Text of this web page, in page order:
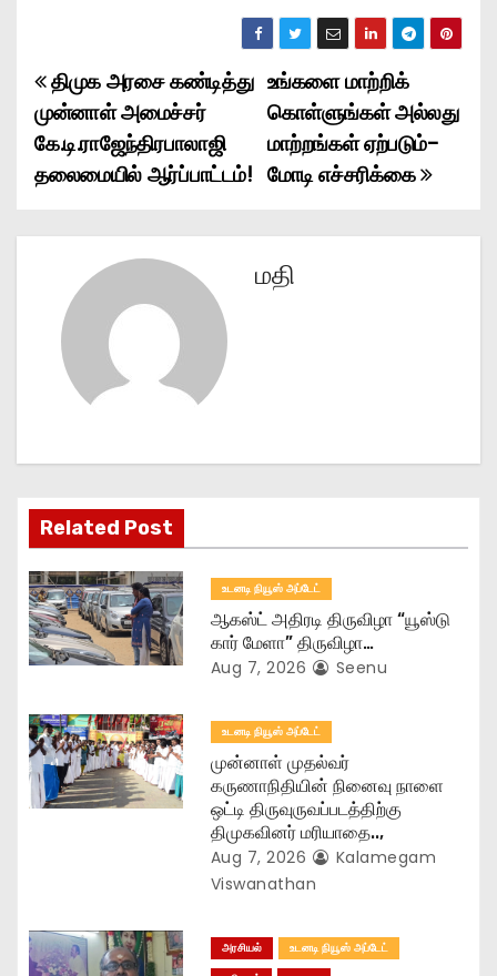
P
o
s
t
g
a
t
i
o
உங்களை மாற்றிக்
கொள்ளுங்கள் அல்லது
மாற்றங்கள் ஏற்படும்-
மோடி எச்சரிக்கை
திமுக அரசை கண்டித்து
முன்னாள் அமைச்சர்
கே.டி.ராஜேந்திரபாலாஜி
தலைமையில் ஆர்ப்பாட்டம்!
மதி
Related Post
உடனடி நியூஸ் அப்டேட்
ஆகஸ்ட் அதிரடி திருவிழா “யூஸ்டு
கார் மேளா” திருவிழா…
Aug 7, 2026 Seenu
உடனடி நியூஸ் அப்டேட்
முன்னாள் முதல்வர்
கருணாநிதியின் நினைவு நாளை
ஒட்டி திருவுருவப்படத்திற்கு
திமுகவினர் மரியாதை..,
Aug 7, 2026
Kalamegam
Viswanathan
அரசியல்
உடனடி நியூஸ் அப்டேட்